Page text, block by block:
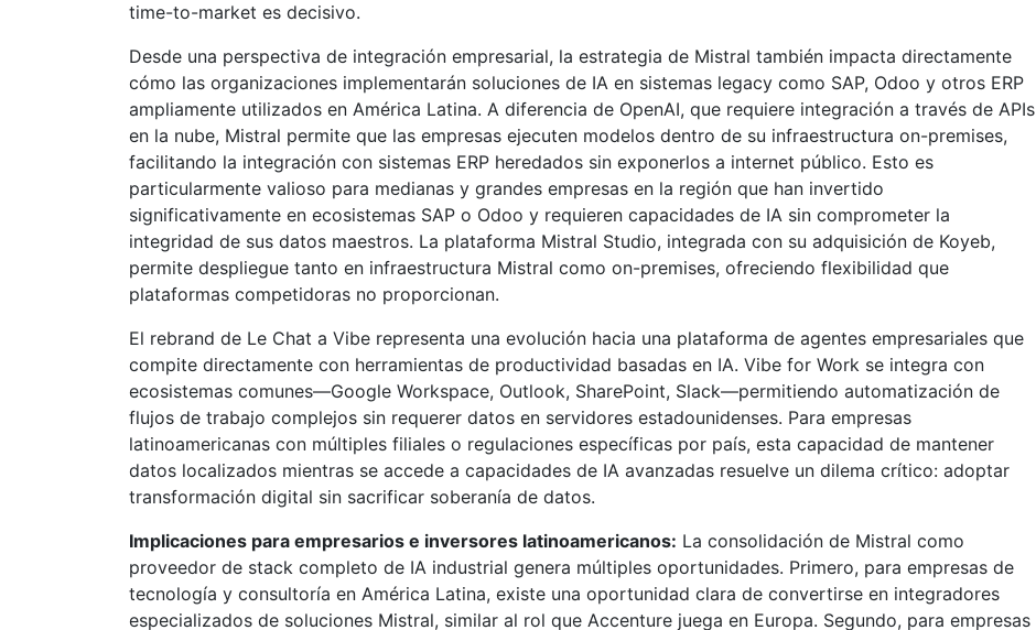
time-to-market es decisivo.
Desde una perspectiva de integración empresarial, la estrategia de Mistral también impacta directamente
cómo las organizaciones implementarán soluciones de IA en sistemas legacy como SAP, Odoo y otros ERP
ampliamente utilizados en América Latina. A diferencia de OpenAI, que requiere integración a través de APIs
en la nube, Mistral permite que las empresas ejecuten modelos dentro de su infraestructura on-premises,
facilitando la integración con sistemas ERP heredados sin exponerlos a internet público. Esto es
particularmente valioso para medianas y grandes empresas en la región que han invertido
significativamente en ecosistemas SAP o Odoo y requieren capacidades de IA sin comprometer la
integridad de sus datos maestros. La plataforma Mistral Studio, integrada con su adquisición de Koyeb,
permite despliegue tanto en infraestructura Mistral como on-premises, ofreciendo flexibilidad que
plataformas competidoras no proporcionan.
El rebrand de Le Chat a Vibe representa una evolución hacia una plataforma de agentes empresariales que
compite directamente con herramientas de productividad basadas en IA. Vibe for Work se integra con
ecosistemas comunes—Google Workspace, Outlook, SharePoint, Slack—permitiendo automatización de
flujos de trabajo complejos sin requerer datos en servidores estadounidenses. Para empresas
latinoamericanas con múltiples filiales o regulaciones específicas por país, esta capacidad de mantener
datos localizados mientras se accede a capacidades de IA avanzadas resuelve un dilema crítico: adoptar
transformación digital sin sacrificar soberanía de datos.
Implicaciones para empresarios e inversores latinoamericanos: La consolidación de Mistral como
proveedor de stack completo de IA industrial genera múltiples oportunidades. Primero, para empresas de
tecnología y consultoría en América Latina, existe una oportunidad clara de convertirse en integradores
especializados de soluciones Mistral, similar al rol que Accenture juega en Europa. Segundo, para empresas